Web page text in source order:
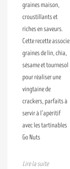
graines maison,
croustillants et
riches en saveurs.
Cette recette associe
graines de lin, chia,
sésame et tournesol
pour réaliser une
vingtaine de
crackers, parfaits à
servir à l’apéritif
avec les tartinables
Go Nuts
Lire la suite